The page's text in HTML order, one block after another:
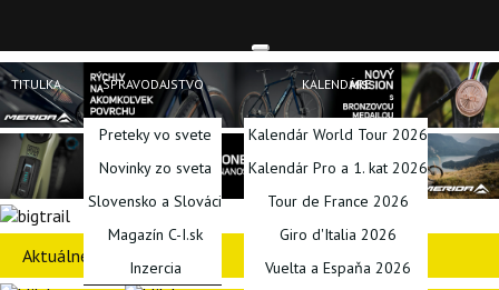
TITULKA SPRAVODAJSTVO
Preteky vo svete
Novinky zo sveta
Slovensko a Slováci
Magazín C-I.sk
Inzercia
KALENDÁRE
Kalendár World Tour 2026
Kalendár Pro a 1. kat 2026
Tour de France 2026
Giro d'Italia 2026
Vuelta a Espaňa 2026
Aktuálne preteky